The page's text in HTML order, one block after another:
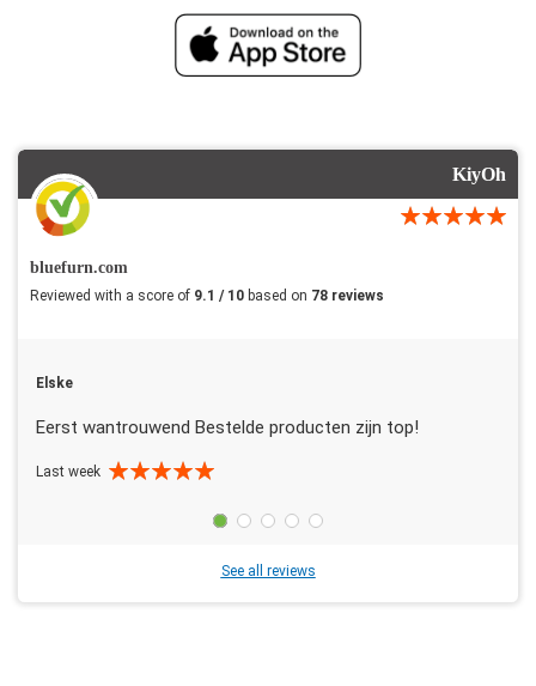
KiyOh
bluefurn.com
Reviewed with a score of 9.1 / 10 based on 78 reviews
Elske
Eerst wantrouwend Bestelde producten zijn top!
Last week
See all reviews